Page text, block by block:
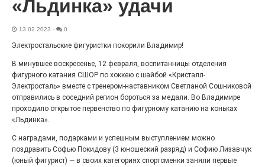
Выставка «Палитра героизма» — новый масштабный
себе Выставочный зал им. Олега Коняшина.
«Льдинка» удачи
13.02.2023 - 0
Электростальские фигуристки покорили Владимир!
В минувшее воскресенье, 12 февраля, воспитанницы отделения
фигурного катания СШОР по хоккею с шайбой «Кристалл-
Электросталь» вместе с тренером-наставником Светланой Сошниковой
отправились в соседний регион бороться за медали. Во Владимире
проходило открытое первенство по фигурному катанию на коньках
«Льдинка».
С наградами, подарками и успешным выступлением можно
поздравить Софью Покидову (3 юношеский разряд) и Софию Лизавчук
(юный фигурист) — в своих категориях спортсменки заняли первые